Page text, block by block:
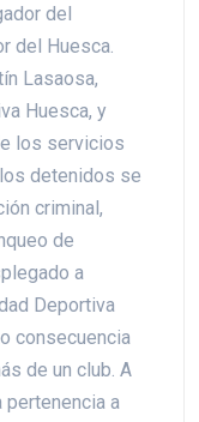
del
del Huesca.
Lasaosa,
Huesca, y
los servicios
detenidos se
criminal,
de
a
Deportiva
consecuencia
de un club. A
a